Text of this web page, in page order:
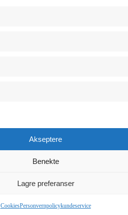
Akseptere
Benekte
Lagre preferanser
CookiesPersonvernpolicykundeservice